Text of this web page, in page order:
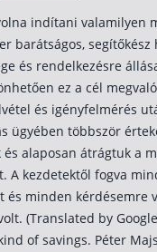
indítani valamilyen
barátságos, segítőkész
és rendelkezésre
ez a cél
és igényfelmérés
ügyében többször
alaposan átrágtuk a
A kezdetektől fogva
és minden kérdésemre
(Translated by
of savings. Péter